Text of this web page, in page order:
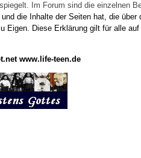
Im Forum sind die einzelnen
die Inhalte der Seiten hat, die
Eigen. Diese Erklärung gilt für alle
www.life-teen.de